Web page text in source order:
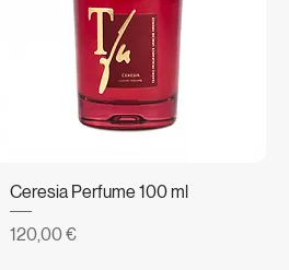
Ceresia Perfume 100 ml
Prezzo
120,00 €